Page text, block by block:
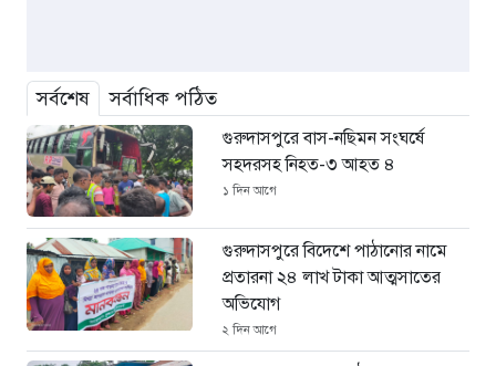
সর্বশেষ সর্বাধিক পঠিত
গুরুদাসপুরে বাস-নছিমন সংঘর্ষে
সহদরসহ নিহত-৩ আহত ৪
১ দিন আগে
গুরুদাসপুরে বিদেশে পাঠানোর নামে
প্রতারনা ২৪ লাখ টাকা আত্মসাতের
অভিযোগ
২ দিন আগে